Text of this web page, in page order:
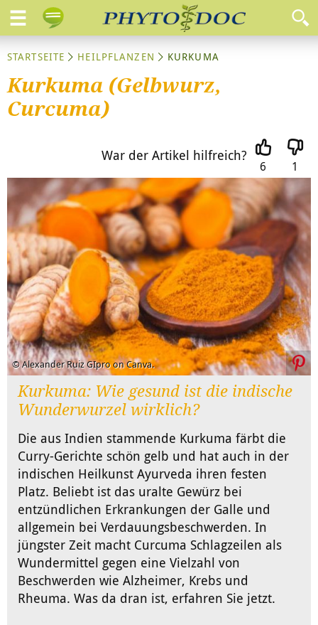
STARTSEITE HEILPFLANZEN KURKUMA
Kurkuma (Gelbwurz,
Curcuma)
War der Artikel hilfreich?
6 1
© Alexander Ruiz GIpro on Canva.
Kurkuma: Wie gesund ist die indische
Wunderwurzel wirklich?
Die aus Indien stammende Kurkuma färbt die
Curry-Gerichte schön gelb und hat auch in der
indischen Heilkunst Ayurveda ihren festen
Platz. Beliebt ist das uralte Gewürz bei
entzündlichen Erkrankungen der Galle und
allgemein bei Verdauungsbeschwerden. In
jüngster Zeit macht Curcuma Schlagzeilen als
Wundermittel gegen eine Vielzahl von
Beschwerden wie Alzheimer, Krebs und
Rheuma. Was da dran ist, erfahren Sie jetzt.